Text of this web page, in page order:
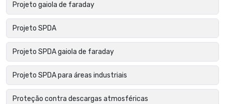
Projeto gaiola de faraday
Projeto SPDA
Projeto SPDA gaiola de faraday
Projeto SPDA para áreas industriais
Proteção contra descargas atmosféricas